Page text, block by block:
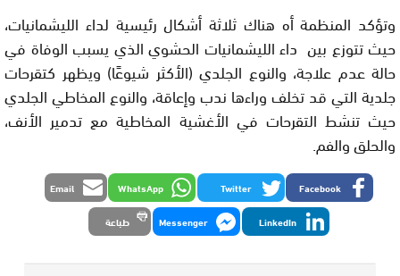
وتؤكد المنظمة أه هناك ثلاثة أشكال رئيسية لداء الليشمانيات،
حيث تتوزع بين داء الليشمانيات الحشوي الذي يسبب الوفاة في
حالة عدم علاجة، والنوع الجلدي (الأكثر شيوعًا) ويظهر كتقرحات
جلدية التي قد تخلف وراءها ندب وإعاقة، والنوع المخاطي الجلدي
حيث تنشط التقرحات في الأغشية المخاطية مع تدمير الأنف،
والحلق والفم.
Facebook
Twitter
WhatsApp
Email
LinkedIn
Messenger طباعة